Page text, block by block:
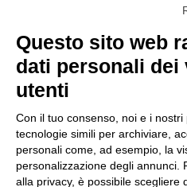
Unidata s.r.l
Largo
C.F. 00481790145 -
PEC:
Cap. soc. euro
Questo sito web
dati personali dei
utenti
Con il tuo consenso, noi e i
tecnologie simili per archiviare,
personali come, ad esempio, la
personalizzazione degli annunci.
alla privacy, è possibile scegliere